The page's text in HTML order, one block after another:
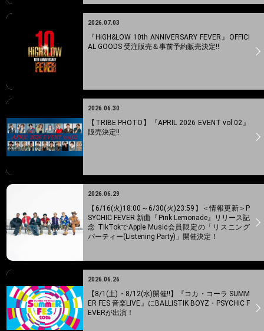
2026.07.03
『HiGH&LOW 10th ANNIVERSARY FEVER』OFFICI
AL GOODS 受注販売＆事前予約販売決定!!
2026.06.30
【TRIBE PHOTO】『APRIL 2026 EVENT vol.02』
販売決定!!
2026.06.29
【6/16(火)18:00～6/30(火)23:59】＜情報更新＞P
SYCHIC FEVER 新曲『Pink Lemonade』リリース記
念 TikTokでApple Music会員限定の「リスニング
パーティー(Listening Party)」開催決定！
2026.06.26
【8/1(土)・8/12(水)開催!!】『コカ・コーラ SUMM
ER FES 音楽LIVE』にBALLISTIK BOYZ・PSYCHIC F
EVERが出演！